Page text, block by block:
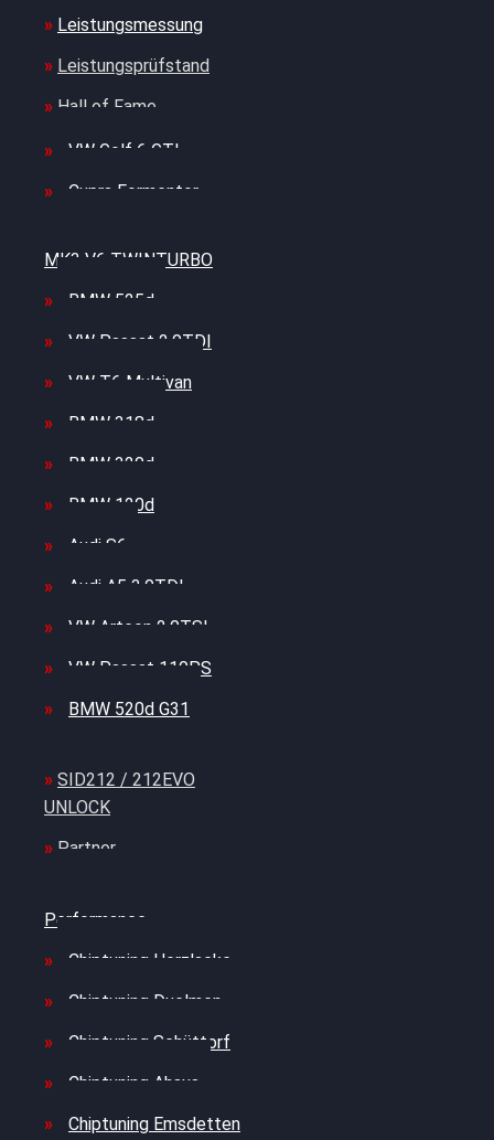
Leistungsmessung
Leistungsprüfstand
Hall of Fame
VW Golf 6 GTI
Cupra Formentor
MK3 V6 TWINTURBO
BMW 525d
VW Passat 2.0TDI
VW T6 Multivan
BMW 318d
BMW 320d
BMW 120d
Audi S6
Audi A5 3.0TDI
VW Arteon 2.0TSI
VW Passat 110PS
BMW 520d G31
SID212 / 212EVO
UNLOCK
Partner
Performance
Chiptuning Herzlacke
Chiptuning Duelmen
Chiptuning Schüttorf
Chiptuning Ahaus
Chiptuning Emsdetten